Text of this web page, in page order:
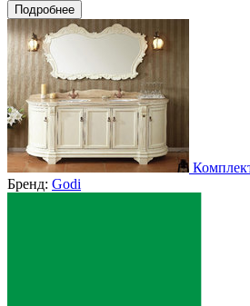
Подробнее
Бренд: Godi